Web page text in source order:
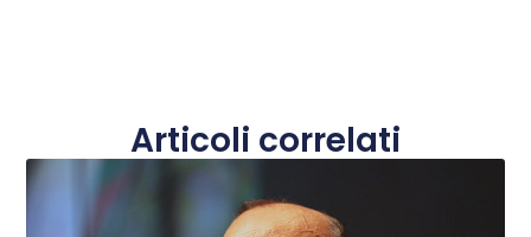
Articoli correlati